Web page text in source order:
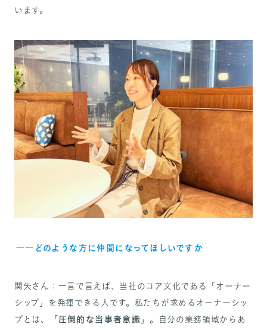
います。
―― どのような方に仲間になってほしいですか
関矢さん：一言で言えば、当社のコア文化である「オーナー
シップ」を発揮できる人です。私たちが求めるオーナーシッ
プとは、「圧倒的な当事者意識 」。自分の業務領域からあ